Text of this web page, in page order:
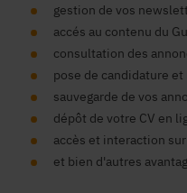
gestion de vos
accés au contenu du
consultation des
pose de candidature
sauvegarde de vos
dépôt de votre CV en
accès et interaction
et bien d'autres